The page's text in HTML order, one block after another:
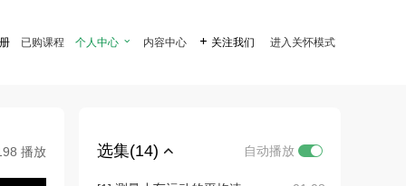
已购课程 个人中心  内容中心  关注我们 进入关怀模式
播放 选集(14) 自动播放